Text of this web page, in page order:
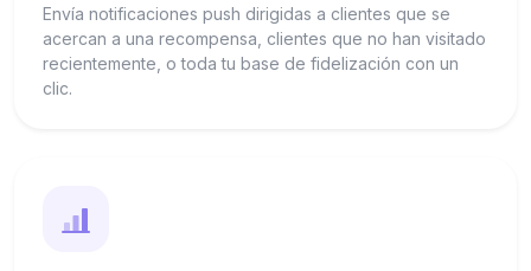
Envía notificaciones push dirigidas a clientes que se
acercan a una recompensa, clientes que no han visitado
recientemente, o toda tu base de fidelización con un
clic.